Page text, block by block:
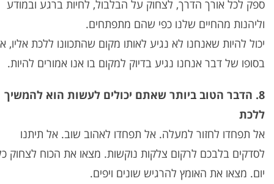
ספק לכל אורך הדרך, לצחוק על הבלבול, לחיות ברגע ובמודע
וליהנות מהחיים שלנו כפי שהם מתפתחים.
יכול להיות שאנחנו לא נגיע לאותו מקום שהתכוונו ללכת אליו,
בסופו של דבר אנחנו נגיע בדיוק למקום בו אנו אמורים להיות.
8. הדבר הטוב ביותר שאתם יכולים לעשות הוא להמשיך
ללכת
אל תפחדו לחזור למעלה. אל תפחדו לאהוב שוב. אל תיתנו
לסדקים בלבכם לרקום צלקות נוקשות. מצאו את הכוח לצחוק
יום. מצאו את האומץ להרגיש שונים ויפים.